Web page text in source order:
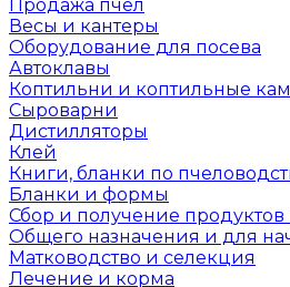
Продажа пчел
Весы и кантеры
Оборудование для посева
Автоклавы
Коптильни и коптильные
Сыроварни
Дистилляторы
Клей
Книги, бланки по
Бланки и формы
Сбор и получение продуктов
Общего назначения и для
Матководство и селекция
Лечение и корма